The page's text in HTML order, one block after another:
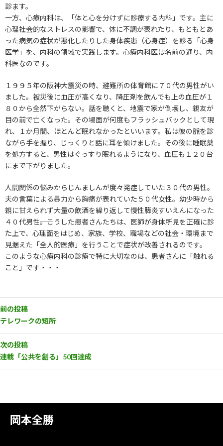
岡本全勝
診ます。
一方、心療内科は、「体と心を分けずに診療する内科」です。主に
心理社会的なストレスの影響で、体に不調が表れたり、もともとあ
った病気の症状が悪化したりした身体疾患（心身症）を診る「心身
医学」を、内科の領域で実践します。心療内科医は名前の通り、内
科医なのです。
１９９５年の阪神大震災の時、避難所の体育館に７０代の男性がい
ました。被災後に血圧が高くなり、降圧剤を飲んでも上の血圧が１
８０から全然下がらない。話を聴くと、地震で家が倒壊し、親友が
目の前で亡くなった。その場面が何度もフラッシュバックとして現
れ、１か月間、ほとんど眠れなかったといいます。私は彼の脈を診
ながら手を握り、じっくりと話に耳を傾けました。その後に睡眠薬
を処方すると、男性はぐっすり眠れるようになり、血圧も１２０台
にまで下がりました。
人間関係の悩みからじんましんが度々発症していた３０代の男性。
夫の言葉による暴力から胸痛が表れていた５０代女性。幼少時から
親に甘えられず大量の飲酒を繰り返して慢性膵炎すいえんになった
４０代男性――。こうした患者さんたちは、医師が身体所見を正確に診
た上で、心理面をはじめ、家族、学校、職場などの社会・環境まで
見据えた「全人的医療」を行うことで症状が改善されるのです。
このような心療内科の診療で特に大切なのは、患者さんに「触れる
こと」です・・・
前の投稿
テレワークの短所
次の投稿
連載「公共を創る」50回達成